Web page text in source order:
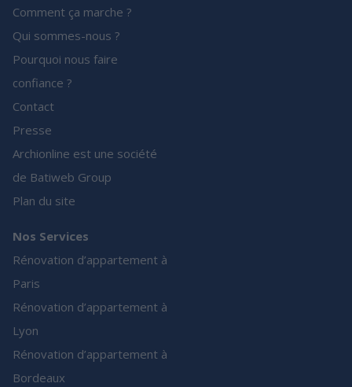
Comment ça marche ?
Qui sommes-nous ?
Pourquoi nous faire
confiance ?
Contact
Presse
Archionline est une société
de Batiweb Group
Plan du site
Nos Services
Rénovation d’appartement à
Paris
Rénovation d’appartement à
Lyon
Rénovation d’appartement à
Bordeaux